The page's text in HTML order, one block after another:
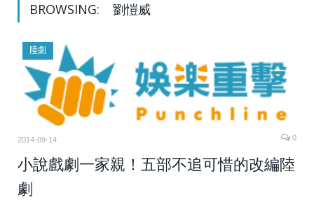
BROWSING: 劉愷威
陸劇
2014-09-14 0
小說戲劇一家親！五部不追可惜的改編陸
劇